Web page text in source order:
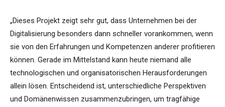
„Dieses Projekt zeigt sehr gut, dass Unternehmen bei der
Digitalisierung besonders dann schneller vorankommen, wenn
sie von den Erfahrungen und Kompetenzen anderer profitieren
können. Gerade im Mittelstand kann heute niemand alle
technologischen und organisatorischen Herausforderungen
allein lösen. Entscheidend ist, unterschiedliche Perspektiven
und Domänenwissen zusammenzubringen, um tragfähige